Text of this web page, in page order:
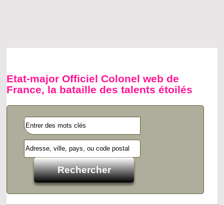
Etat-major Officiel Colonel web de
France, la bataille des talents étoilés